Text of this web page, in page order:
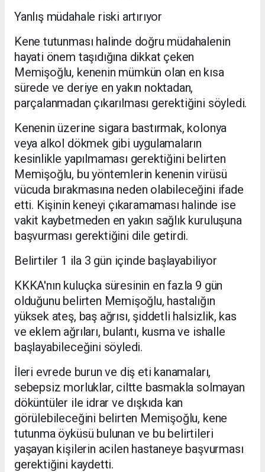
Yanlış müdahale riski artırıyor
Kene tutunması halinde doğru müdahalenin
hayati önem taşıdığına dikkat çeken
Memişoğlu, kenenin mümkün olan en kısa
sürede ve deriye en yakın noktadan,
parçalanmadan çıkarılması gerektiğini söyledi.
Kenenin üzerine sigara bastırmak, kolonya
veya alkol dökmek gibi uygulamaların
kesinlikle yapılmaması gerektiğini belirten
Memişoğlu, bu yöntemlerin kenenin virüsü
vücuda bırakmasına neden olabileceğini ifade
etti. Kişinin keneyi çıkaramaması halinde ise
vakit kaybetmeden en yakın sağlık kuruluşuna
başvurması gerektiğini dile getirdi.
Belirtiler 1 ila 3 gün içinde başlayabiliyor
KKKA'nın kuluçka süresinin en fazla 9 gün
olduğunu belirten Memişoğlu, hastalığın
yüksek ateş, baş ağrısı, şiddetli halsizlik, kas
ve eklem ağrıları, bulantı, kusma ve ishalle
başlayabileceğini söyledi.
İleri evrede burun ve diş eti kanamaları,
sebepsiz morluklar, ciltte basmakla solmayan
döküntüler ile idrar ve dışkıda kan
görülebileceğini belirten Memişoğlu, kene
tutunma öyküsü bulunan ve bu belirtileri
yaşayan kişilerin acilen hastaneye başvurması
gerektiğini kaydetti.